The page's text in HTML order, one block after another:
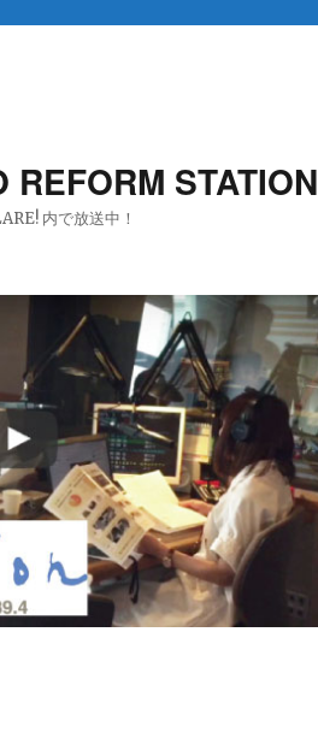
STATION
内で放送中！